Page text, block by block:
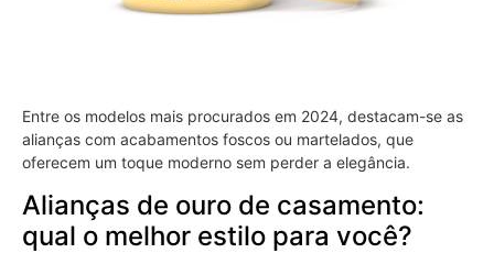
Entre os modelos mais procurados em 2024, destacam-se as
alianças com acabamentos foscos ou martelados, que
oferecem um toque moderno sem perder a elegância.
Alianças de ouro de casamento:
qual o melhor estilo para você?